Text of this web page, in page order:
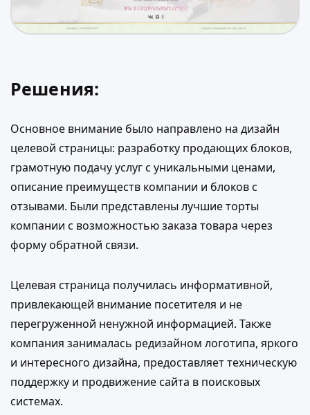
Решения:
Основное внимание было направлено на дизайн
целевой страницы: разработку продающих блоков,
грамотную подачу услуг с уникальными ценами,
описание преимуществ компании и блоков с
отзывами. Были представлены лучшие торты
компании с возможностью заказа товара через
форму обратной связи.
Целевая страница получилась информативной,
привлекающей внимание посетителя и не
перегруженной ненужной информацией. Также
компания занималась редизайном логотипа, яркого
и интересного дизайна, предоставляет техническую
поддержку и продвижение сайта в поисковых
системах.